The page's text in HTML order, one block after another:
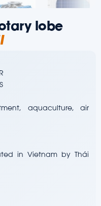
lobe
aquaculture, air
in Vietnam by Thái